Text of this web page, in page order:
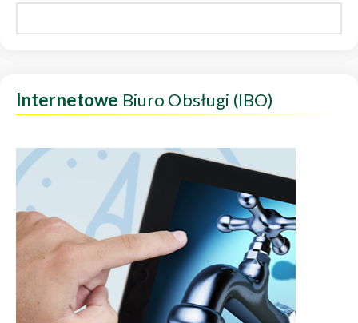
Internetowe Biuro Obsługi (IBO)